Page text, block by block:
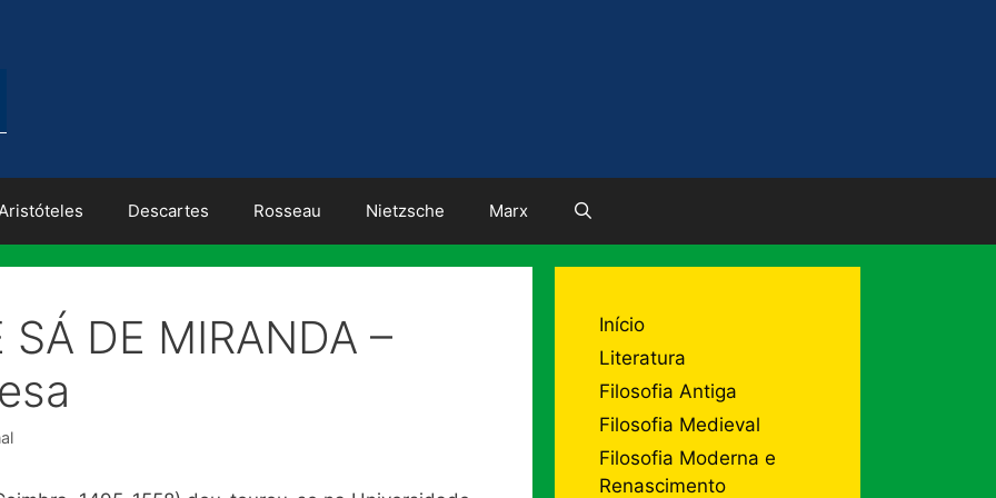
Descartes Rosseau Nietzsche Marx
SÁ DE MIRANDA –
Início
Literatura
Filosofia Antiga
Filosofia Medieval
Filosofia Moderna e
Renascimento